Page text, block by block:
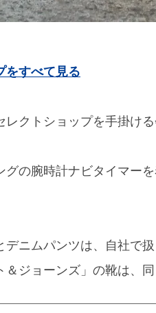
をすべて見る
クトショップを手掛け
グの腕時計ナビタイマー
ニムパンツは、自社で
ジョーンズ」の靴は、